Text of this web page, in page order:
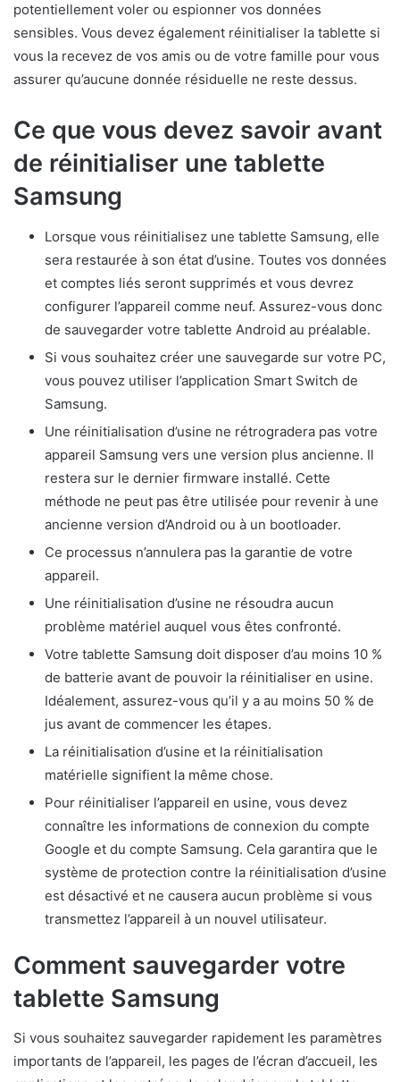
potentiellement voler ou espionner vos données
sensibles. Vous devez également réinitialiser la tablette si
vous la recevez de vos amis ou de votre famille pour vous
assurer qu’aucune donnée résiduelle ne reste dessus.
Ce que vous devez savoir avant
de réinitialiser une tablette
Samsung
Lorsque vous réinitialisez une tablette Samsung, elle
sera restaurée à son état d’usine. Toutes vos données
et comptes liés seront supprimés et vous devrez
configurer l’appareil comme neuf. Assurez-vous donc
de sauvegarder votre tablette Android au préalable.
Si vous souhaitez créer une sauvegarde sur votre PC,
vous pouvez utiliser l’application Smart Switch de
Samsung.
Une réinitialisation d’usine ne rétrogradera pas votre
appareil Samsung vers une version plus ancienne. Il
restera sur le dernier firmware installé. Cette
méthode ne peut pas être utilisée pour revenir à une
ancienne version d’Android ou à un bootloader.
Ce processus n’annulera pas la garantie de votre
appareil.
Une réinitialisation d’usine ne résoudra aucun
problème matériel auquel vous êtes confronté.
Votre tablette Samsung doit disposer d’au moins 10 %
de batterie avant de pouvoir la réinitialiser en usine.
Idéalement, assurez-vous qu’il y a au moins 50 % de
jus avant de commencer les étapes.
La réinitialisation d’usine et la réinitialisation
matérielle signifient la même chose.
Pour réinitialiser l’appareil en usine, vous devez
connaître les informations de connexion du compte
Google et du compte Samsung. Cela garantira que le
système de protection contre la réinitialisation d’usine
est désactivé et ne causera aucun problème si vous
transmettez l’appareil à un nouvel utilisateur.
Comment sauvegarder votre
tablette Samsung
Si vous souhaitez sauvegarder rapidement les paramètres
importants de l’appareil, les pages de l’écran d’accueil, les